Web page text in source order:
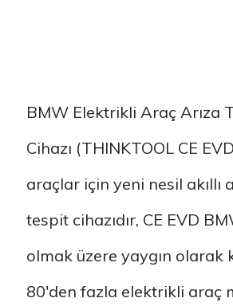
BMW Elektrikli Araç Arıza
Cihazı (THINKTOOL CE
araçlar için yeni nesil akıllı
tespit cihazıdır, CE EVD
olmak üzere yaygın olarak
80'den fazla elektrikli araç